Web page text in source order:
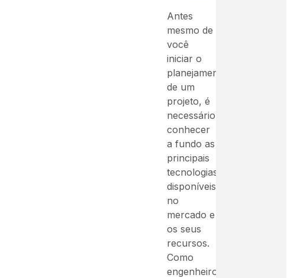
Antes
mesmo de
você
iniciar o
planejamento
de um
projeto, é
necessário
conhecer
a fundo as
principais
tecnologias
disponíveis
no
mercado e
os seus
recursos.
Como
engenheiro,